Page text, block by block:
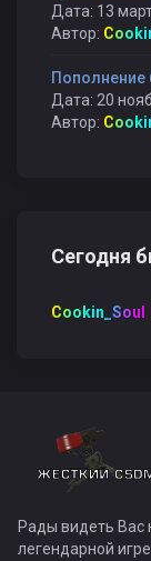
Дата: 13
Автор:
Пополнение
Дата: 20
Автор:
Сегодня
Cookin_Soul
Рады видеть
легендарной